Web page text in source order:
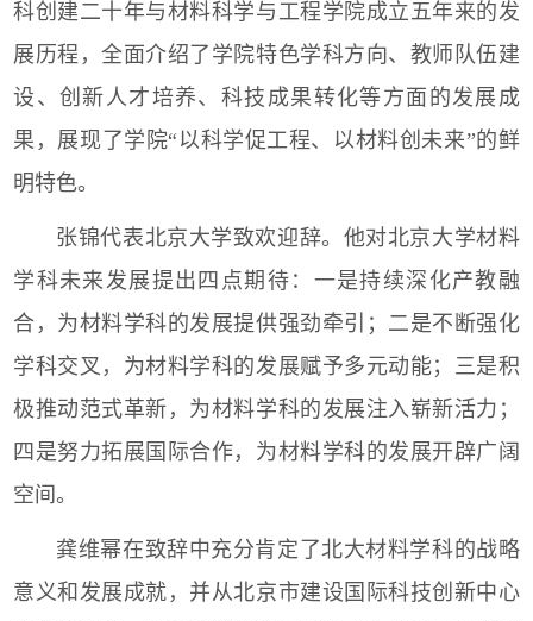
科创建二十年与材料科学与工程学院成立五年来的发
展历程，全面介绍了学院特色学科方向、教师队伍建
设、创新人才培养、科技成果转化等方面的发展成
果，展现了学院“以科学促工程、以材料创未来”的鲜
明特色。
张锦代表北京大学致欢迎辞。他对北京大学材料
学科未来发展提出四点期待：一是持续深化产教融
合，为材料学科的发展提供强劲牵引；二是不断强化
学科交叉，为材料学科的发展赋予多元动能；三是积
极推动范式革新，为材料学科的发展注入崭新活力；
四是努力拓展国际合作，为材料学科的发展开辟广阔
空间。
龚维幂在致辞中充分肯定了北大材料学科的战略
意义和发展成就，并从北京市建设国际科技创新中心